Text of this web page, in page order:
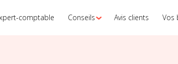
comptable Conseils Avis clients Vos